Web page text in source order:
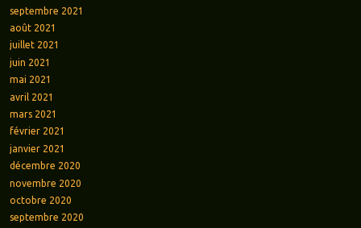
septembre 2021
août 2021
juillet 2021
juin 2021
mai 2021
avril 2021
mars 2021
février 2021
janvier 2021
décembre 2020
novembre 2020
octobre 2020
septembre 2020